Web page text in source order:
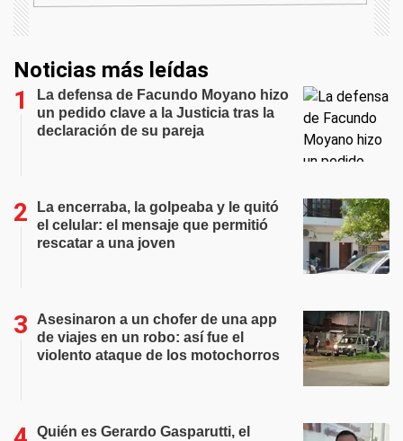
Noticias más leídas
La defensa de Facundo Moyano hizo
un pedido clave a la Justicia tras la
declaración de su pareja
La encerraba, la golpeaba y le quitó
el celular: el mensaje que permitió
rescatar a una joven
Asesinaron a un chofer de una app
de viajes en un robo: así fue el
violento ataque de los motochorros
Quién es Gerardo Gasparutti, el